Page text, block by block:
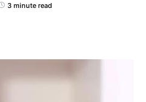
3 minute read